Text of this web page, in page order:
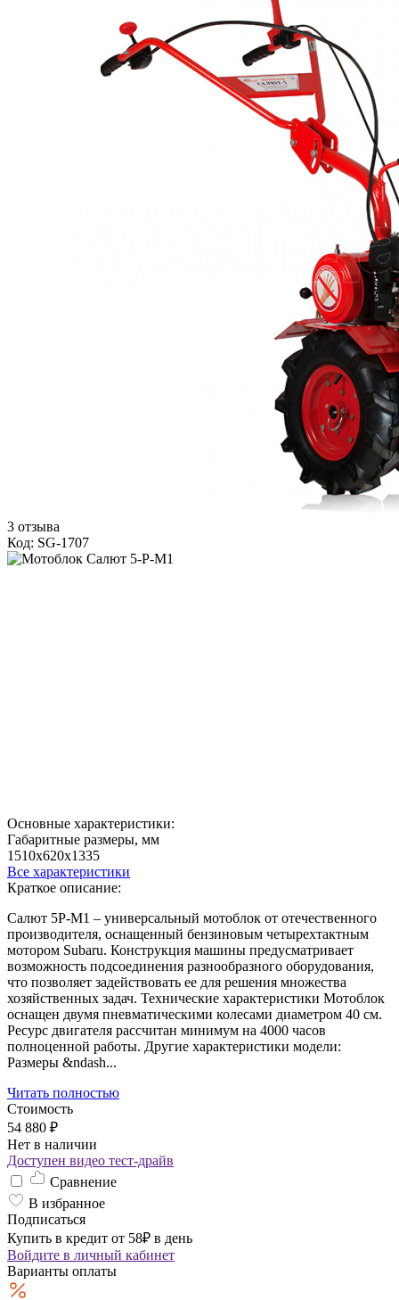
3 отзыва
Код: SG-1707
Основные характеристики:
Габаритные размеры, мм
1510х620х1335
Все характеристики
Краткое описание:
Салют 5Р-М1 – универсальный мотоблок от отечественного
производителя, оснащенный бензиновым четырехтактным
мотором Subaru. Конструкция машины предусматривает
возможность подсоединения разнообразного оборудования,
что позволяет задействовать ее для решения множества
хозяйственных задач. Технические характеристики Мотоблок
оснащен двумя пневматическими колесами диаметром 40 см.
Ресурс двигателя рассчитан минимум на 4000 часов
полноценной работы. Другие характеристики модели:
Размеры &ndash...
Читать полностью
Стоимость
54 880 ₽
Нет в наличии
Доступен видео тест-драйв
Сравнение
В избранное
Подписаться
Купить в кредит от 58₽ в день
Войдите в личный кабинет
Варианты оплаты